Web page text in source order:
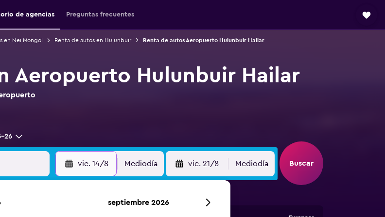
de agencias Preguntas frecuentes
en Nei Mongol Renta de autos en Hulunbuir Renta de autos Aeropuerto Hulunbuir Hailar
Aeropuerto Hulunbuir Hailar
26
vie. 14/8 Mediodía vie. 21/8 Mediodía Buscar
septiembre 2026